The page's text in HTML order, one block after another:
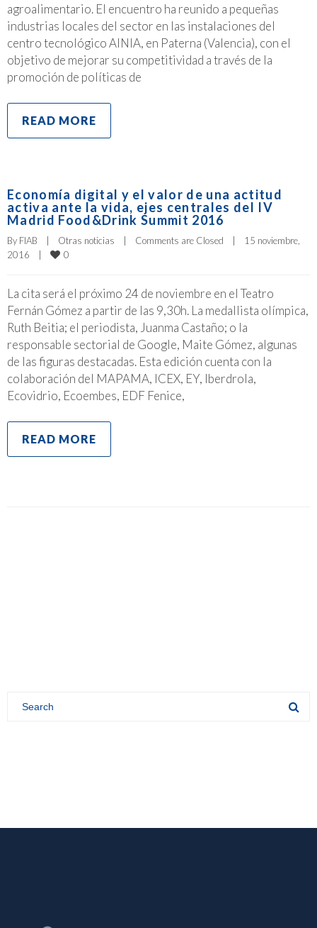
agroalimentario. El encuentro ha reunido a pequeñas
industrias locales del sector en las instalaciones del
centro tecnológico AINIA, en Paterna (Valencia), con el
objetivo de mejorar su competitividad a través de la
promoción de políticas de
READ MORE
Economía digital y el valor de una actitud
activa ante la vida, ejes centrales del IV
Madrid Food&Drink Summit 2016
By FIAB | Otras noticias | Comments are Closed |
15 noviembre,
2016
| 0
La cita será el próximo 24 de noviembre en el Teatro
Fernán Gómez a partir de las 9,30h. La medallista olímpica,
Ruth Beitia; el periodista, Juanma Castaño; o la
responsable sectorial de Google, Maite Gómez, algunas
de las figuras destacadas. Esta edición cuenta con la
colaboración del MAPAMA, ICEX, EY, Iberdrola,
Ecovidrio, Ecoembes, EDF Fenice,
READ MORE